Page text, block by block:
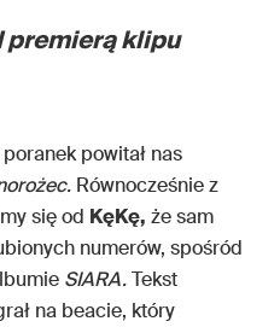
premierą klipu
powitał nas
Równocześnie z
się od KęKę, że sam
numerów, spośród
SIARA.Tekst
na beacie, który